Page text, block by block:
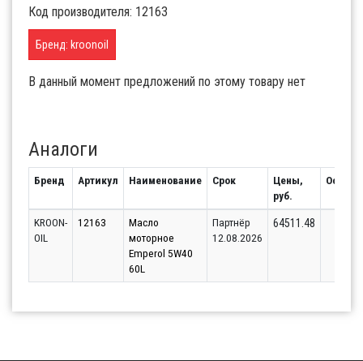
Код производителя: 12163
Бренд: kroonoil
В данный момент предложений по этому товару нет
Аналоги
Бренд Артикул Наименование Срок
Цены,
руб.
KROON-
OIL
12163
Масло
моторное
Emperol 5W40
60L
Партнёр
12.08.2026
64511.48